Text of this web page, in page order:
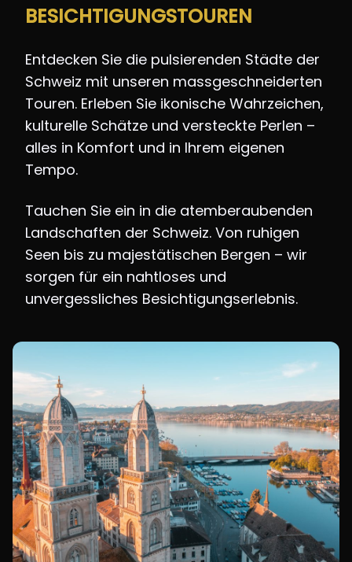
BESICHTIGUNGSTOUREN
Entdecken Sie die pulsierenden Städte der
Schweiz mit unseren massgeschneiderten
Touren. Erleben Sie ikonische Wahrzeichen,
kulturelle Schätze und versteckte Perlen –
alles in Komfort und in Ihrem eigenen
Tempo.
Tauchen Sie ein in die atemberaubenden
Landschaften der Schweiz. Von ruhigen
Seen bis zu majestätischen Bergen – wir
sorgen für ein nahtloses und
unvergessliches Besichtigungserlebnis.